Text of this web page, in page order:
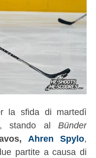
la sfida di martedì
stando alBünder
Ahren Spylo,
partite a causa di